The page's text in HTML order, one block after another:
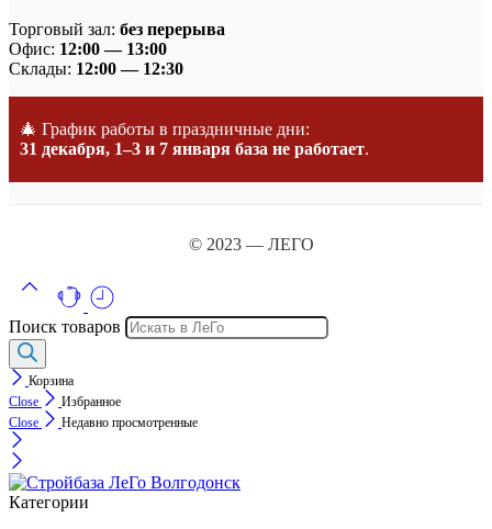
Торговый зал: без перерыва
Офис: 12:00 — 13:00
Склады: 12:00 — 12:30
🎄 График работы в праздничные дни:
31 декабря, 1–3 и 7 января база не работает.
© 2023 — ЛЕГО
Поиск товаров
Корзина
Close
Избранное
Close
Недавно просмотренные
Категории